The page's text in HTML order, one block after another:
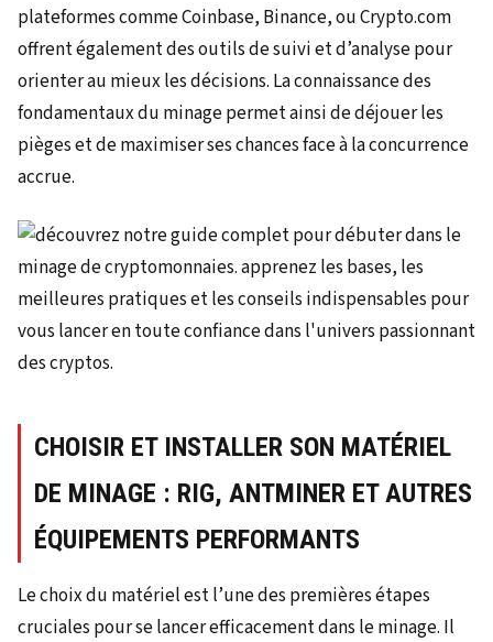
plateformes comme Coinbase, Binance, ou Crypto.com
offrent également des outils de suivi et d’analyse pour
orienter au mieux les décisions. La connaissance des
fondamentaux du minage permet ainsi de déjouer les
pièges et de maximiser ses chances face à la concurrence
accrue.
CHOISIR ET INSTALLER SON MATÉRIEL
DE MINAGE : RIG, ANTMINER ET AUTRES
ÉQUIPEMENTS PERFORMANTS
Le choix du matériel est l’une des premières étapes
cruciales pour se lancer efficacement dans le minage. Il